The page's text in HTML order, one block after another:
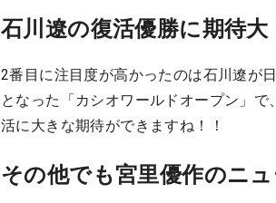
石川遼の復活優勝に期待大
2番目に注目度が高かったのは石川遼が
となった「カシオワールドオープン」
活に大きな期待ができますね！！
その他でも宮里優作のニュ